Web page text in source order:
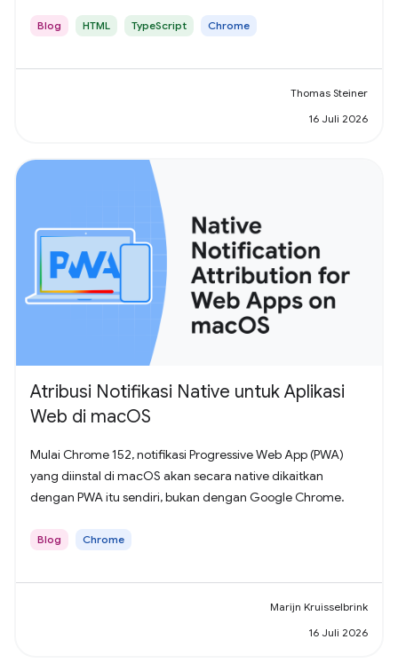
Blog HTML TypeScript Chrome
Thomas Steiner
16 Juli 2026
Atribusi Notifikasi Native untuk Aplikasi
Web di macOS
Mulai Chrome 152, notifikasi Progressive Web App (PWA)
yang diinstal di macOS akan secara native dikaitkan
dengan PWA itu sendiri, bukan dengan Google Chrome.
Blog Chrome
Marijn Kruisselbrink
16 Juli 2026